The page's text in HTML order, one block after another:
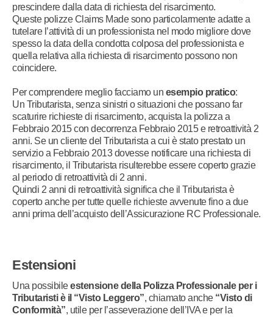
prescindere dalla data di richiesta del risarcimento.
Queste polizze Claims Made sono particolarmente adatte a
tutelare l’attività di un professionista nel modo migliore dove
spesso la data della condotta colposa del professionista e
quella relativa alla richiesta di risarcimento possono non
coincidere.
Per comprendere meglio facciamo un esempio pratico:
Un Tributarista, senza sinistri o situazioni che possano far
scaturire richieste di risarcimento, acquista la polizza a
Febbraio 2015 con decorrenza Febbraio 2015 e retroattività 2
anni. Se un cliente del Tributarista a cui è stato prestato un
servizio a Febbraio 2013 dovesse notificare una richiesta di
risarcimento, il Tributarista risulterebbe essere coperto grazie
al periodo di retroattività di 2 anni.
Quindi 2 anni di retroattività significa che il Tributarista è
coperto anche per tutte quelle richieste avvenute fino a due
anni prima dell’acquisto dell’Assicurazione RC Professionale.
Estensioni
Una possibileestensione della Polizza Professionale per i
Tributaristi è il “Visto Leggero”, chiamato anche “Visto di
Conformità”, utile per l’asseverazione dell’IVA e per la